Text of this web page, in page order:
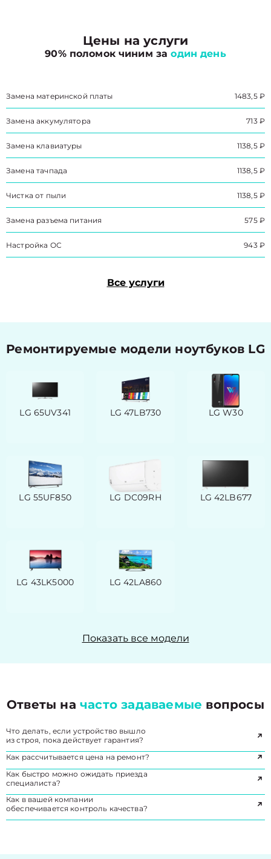
Цены на услуги
90% поломок чиним заодин день
Замена материнской платы 1483,5 ₽
Замена аккумулятора 713 ₽
Замена клавиатуры 1138,5 ₽
Замена тачпада 1138,5 ₽
Чистка от пыли 1138,5 ₽
Замена разъема питания 575 ₽
Настройка ОС 943 ₽
Все услуги
Ремонтируемые модели ноутбуков LG
LG 65UV341 LG 47LB730 LG W30
LG 55UF850 LG DC09RH LG 42LB677
LG 43LK5000 LG 42LA860
Показать все модели
Ответы начасто задаваемые вопросы
Что делать, если устройство вышло
из строя, пока действует гарантия?
Как рассчитывается цена на ремонт?
Как быстро можно ожидать приезда
специалиста?
Как в вашей компании
обеспечивается контроль качества?